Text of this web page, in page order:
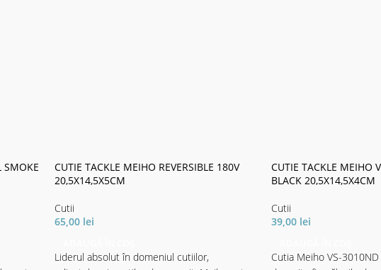
SMOKE
CUTIE TACKLE MEIHO REVERSIBLE 180V
20,5X14,5X5CM
Cutii
65,00 lei
Liderul absolut în domeniul cutiilor,
CUTIE TACKLE MEIHO
BLACK 20,5X14,5X4CM
Cutii
39,00 lei
Cutia Meiho VS-